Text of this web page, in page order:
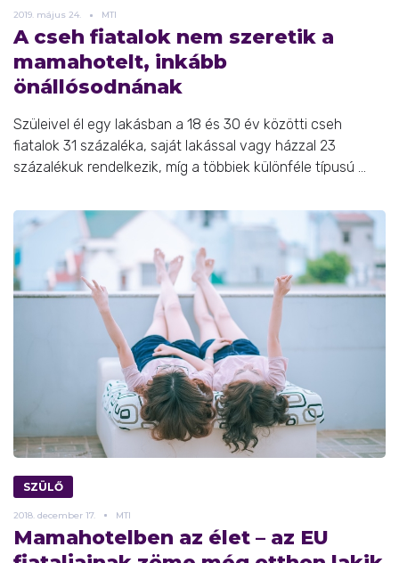
2019. május 24. MTI
A cseh fiatalok nem szeretik a
mamahotelt, inkább
önállósodnának
Szüleivel él egy lakásban a 18 és 30 év közötti cseh
fiatalok 31 százaléka, saját lakással vagy házzal 23
százalékuk rendelkezik, míg a többiek különféle típusú ...
SZÜLŐ
2018. december 17. MTI
Mamahotelben az élet – az EU